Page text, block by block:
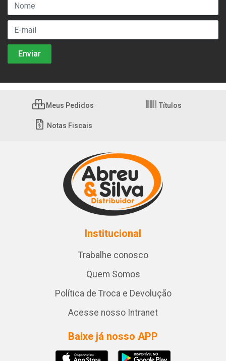
Meus Pedidos Títulos
Notas Fiscais
Institucional
Trabalhe conosco
Quem Somos
Política de Troca e Devolução
Acesse nosso Intranet
Baixe já nosso APP